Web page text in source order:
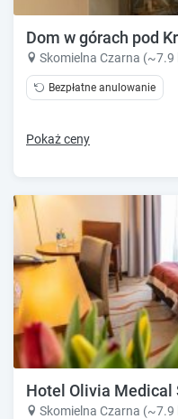
Dom w górach pod
Skomielna Czarna (~7.9
Bezpłatne anulowanie
Pokaż ceny
Hotel Olivia Medical
Skomielna Czarna (~7.9